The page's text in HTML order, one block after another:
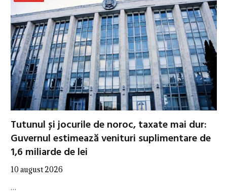
Tutunul și jocurile de noroc, taxate mai dur:
Guvernul estimează venituri suplimentare de
1,6 miliarde de lei
10 august 2026
…